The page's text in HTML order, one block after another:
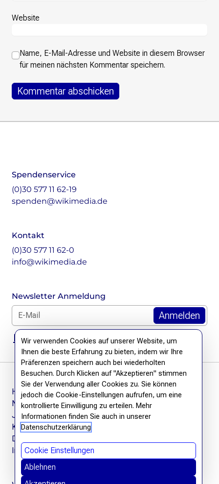
Website
Name, E-Mail-Adresse und Website in diesem Browser
für meinen nächsten Kommentar speichern.
Spendenservice
(0)30 577 11 62-19
spenden@wikimedia.de
Kontakt
(0)30 577 11 62-0
info@wikimedia.de
Newsletter Anmeldung
E-Mail für Newsletter *
DSGVO Hinweis
Häufige Fragen
Newsletter
Jobs
Kontakt
Datenschutzerklärung
Impressum
Wir verwenden Cookies auf unserer Website, um
Ihnen die beste Erfahrung zu bieten, indem wir Ihre
Präferenzen speichern auch bei wiederholten
Besuchen. Durch Klicken auf "Akzeptieren" stimmen
Sie der Verwendung aller Cookies zu. Sie können
jedoch die Cookie-Einstellungen aufrufen, um eine
kontrollierte Einwilligung zu erteilen. Mehr
Informationen finden Sie auch in unserer
Datenschutzerklärung
Cookie Einstellungen
Ablehnen